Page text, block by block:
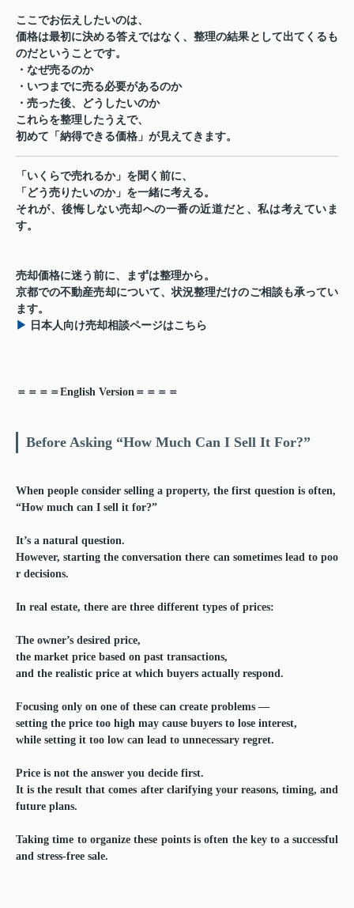
ここでお伝えしたいのは、
価格は最初に決める答えではなく、整理の結果として出てくるも
のだということです。
・なぜ売るのか
・いつまでに売る必要があるのか
・売った後、どうしたいのか
これらを整理したうえで、
初めて「納得できる価格」が見えてきます。
「いくらで売れるか」を聞く前に、
「どう売りたいのか」を一緒に考える。
それが、後悔しない売却への一番の近道だと、私は考えていま
す。
売却価格に迷う前に、まずは整理から。
京都での不動産売却について、状況整理だけのご相談も承ってい
ます。
▶︎ 日本人向け売却相談ページはこちら
＝＝＝＝English Version＝＝＝＝
Before Asking “How Much Can I Sell It For?”
When people consider selling a property, the first question is often,
“How much can I sell it for?”
It’s a natural question.
However, starting the conversation there can sometimes lead to poo
r decisions.
In real estate, there are three different types of prices:
The owner’s desired price,
the market price based on past transactions,
and the realistic price at which buyers actually respond.
Focusing only on one of these can create problems —
setting the price too high may cause buyers to lose interest,
while setting it too low can lead to unnecessary regret.
Price is not the answer you decide first.
It is the result that comes after clarifying your reasons, timing, and
future plans.
Taking time to organize these points is often the key to a successful
and stress-free sale.